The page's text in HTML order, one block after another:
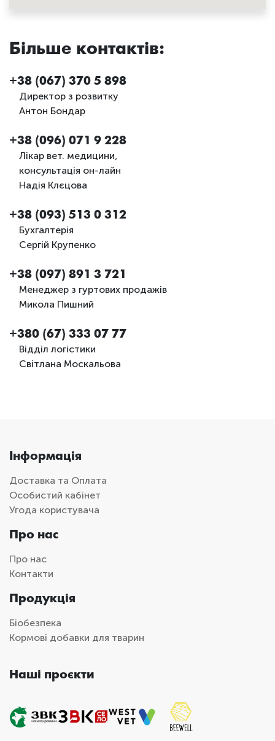
Більше контактів:
+38 (067) 370 5 898
Директор з розвитку
Антон Бондар
+38 (096) 071 9 228
Лікар вет. медицини,
консультація он-лайн
Надія Клєцова
+38 (093) 513 0 312
Бухгалтерія
Сергій Крупенко
+38 (097) 891 3 721
Менеджер з гуртових продажів
Микола Пишний
+380 (67) 333 07 77
Відділ логістики
Світлана Москальова
Інформація
Доставка та Оплата
Особистий кабінет
Угода користувача
Про нас
Про нас
Контакти
Продукція
Біобезпека
Кормові добавки для тварин
Наші проєкти